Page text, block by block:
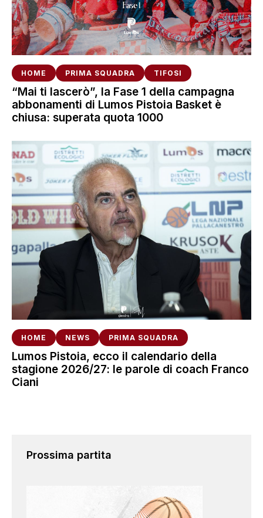
HOME PRIMA SQUADRA TIFOSI
“Mai ti lascerò”, la Fase 1 della campagna
abbonamenti di Lumos Pistoia Basket è
chiusa: superata quota 1000
HOME NEWS PRIMA SQUADRA
Lumos Pistoia, ecco il calendario della
stagione 2026/27: le parole di coach Franco
Ciani
Prossima partita